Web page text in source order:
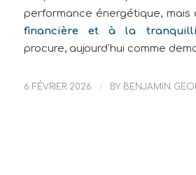
performance énergétique,
financière et à la
procure, aujourd’hui comme
6 FÉVRIER 2026 / BY BENJAMIN